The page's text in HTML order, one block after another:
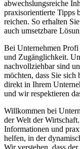
abwechslungsreiche
praxisorientierte Tipps
reichen. So erhalten
auch umsetzbare
Bei Unternehmen
und Zugänglichkeit.
nachvollziehbar sind
möchten, dass Sie
direkt in Ihrem
und wir respektieren
Willkommen bei
der Welt der
Informationen und
helfen, in der